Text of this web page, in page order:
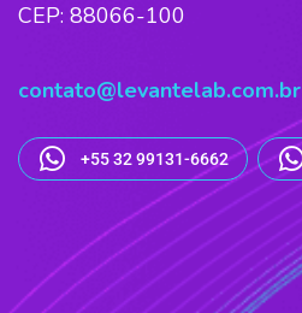
CEP: 88066-100
contato@levantelab.com.br
+55 32 99131-6662